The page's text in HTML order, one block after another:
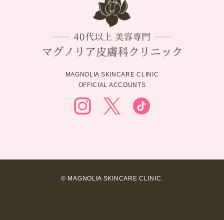
MAGNOLIA SKINCARE CLINIC
OFFICIAL ACCOUNTS
© MAGNOLIA SKINCARE CLINIC.